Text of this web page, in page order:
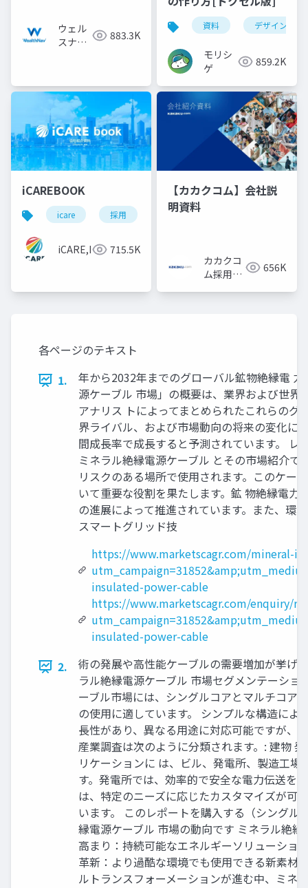
ウェル
スナビ
883.3K
資料 デザイン
モリシ
ゲ
859.2K
iCAREBOOK
icare 採用 カルチャーデック
iCARE,Inc 715.5K
【カカクコム】会社説
明資料
カカクコ
ム採用担
656K
各ページのテキスト
1.
年から2032年までのグローバル鉱物絶縁電
源ケーブル 市場」の概要は、業界および世
アナリス トによってまとめられたこれらの
界ライバル、および市場動向の将来の変化に
間成長率で成長すると予測されています。
ミネラル絶縁電源ケーブル とその市場紹介
リスクのある場所で使用されます。このケー
いて重要な役割を果たします。鉱 物絶縁電
の進展によって推進されています。また、環
スマートグリッド技
https://www.marketscagr.com/mineral-
insulated-power-cable
https://www.marketscagr.com/enquiry/
insulated-power-cable
2.
術の発展や高性能ケーブルの需要増加が挙げ
ラル絶縁電源ケーブル 市場セグメンテーシ
ーブル市場には、シングルコアとマルチコア
の使用に適しています。 シンプルな構造に
長性があり、異なる用途に対応可能ですが、
産業調査は次のように分類されます。: 建物
リケーションに は、ビル、発電所、製造工
す。発電所では、効率的で安全な電力伝送を
は、特定のニーズに応じたカスタマイズが可
います。 このレポートを購入する（シング
縁電源ケーブル 市場の動向です ミネラル絶
高まり：持続可能なエネルギーソリューショ
革新：より過酷な環境でも使用できる新素材
ルトランスフォーメーションが進む中、ミネ